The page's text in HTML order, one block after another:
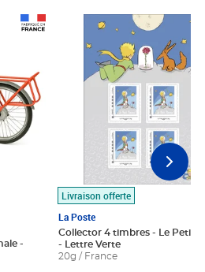
Livraison offerte
La Poste
Collector 4 timbres - Le Petit
- Lettre Verte
20g / France
Prix 7,50€